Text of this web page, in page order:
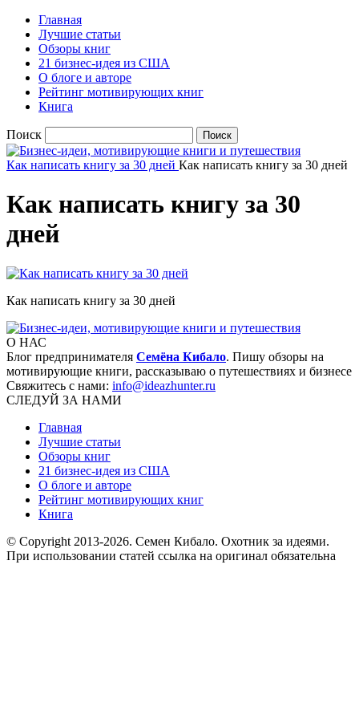
Главная
Лучшие статьи
Обзоры книг
21 бизнес-идея из США
О блоге и авторе
Рейтинг мотивирующих книг
Книга
Поиск
Как написать книгу за 30 дней Как написать книгу за 30 дней
Как написать книгу за 30
дней
Как написать книгу за 30 дней
О НАС
Блог предпринимателя Семёна Кибало. Пишу обзоры на
мотивирующие книги, рассказываю о путешествиях и бизнесе
Свяжитесь с нами: info@ideazhunter.ru
СЛЕДУЙ ЗА НАМИ
Главная
Лучшие статьи
Обзоры книг
21 бизнес-идея из США
О блоге и авторе
Рейтинг мотивирующих книг
Книга
© Copyright 2013-2026. Семен Кибало. Охотник за идеями.
При использовании статей ссылка на оригинал обязательна